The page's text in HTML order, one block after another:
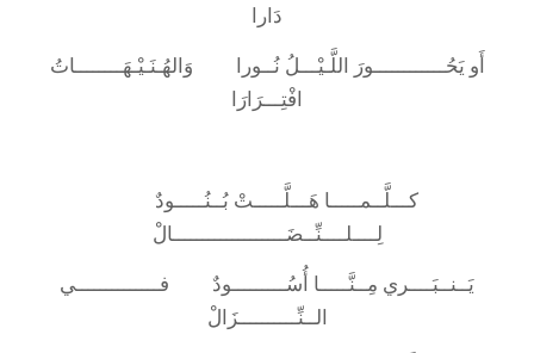
دَارا
أَو يَحُــــــــــــورَ اللَّـيْـــلُ نُــورا وَالهُـنَـيْـهَــــــــاتُ
افْتِـــرَارَا
كـــلَّــمـــــا هَـــلَّـــــتْ بُــنُـــــودٌ
لِــــلــــنِّــضَـــــــــــــــــــالْ
يَــنــبَــــري مِــنَّـــــا أُسُـــــــــودٌ فــــــــــــــي
الــنِّــــــــــزَالْ